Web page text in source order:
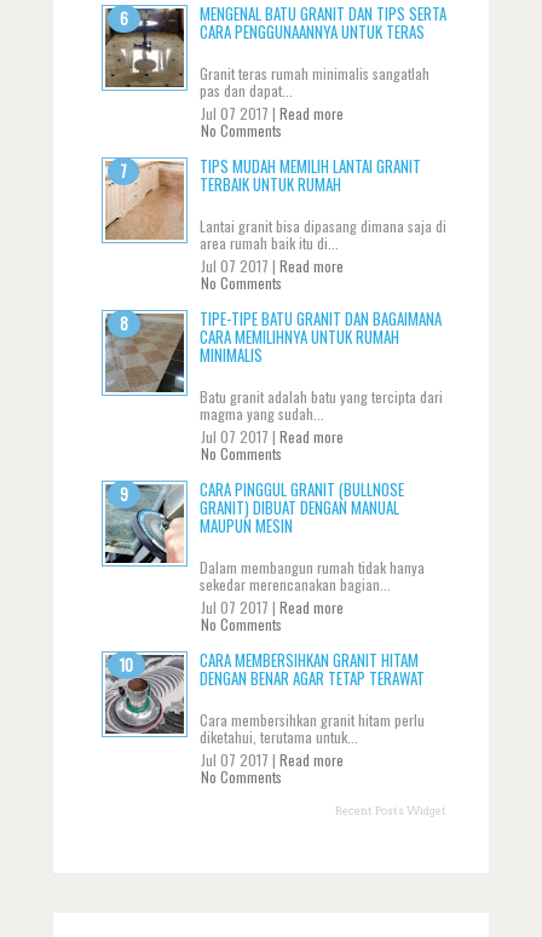
MENGENAL BATU GRANIT DAN TIPS SERTA
CARA PENGGUNAANNYA UNTUK TERAS
Granit teras rumah minimalis sangatlah
pas dan dapat...
Jul 07 2017 | Read more
No Comments
TIPS MUDAH MEMILIH LANTAI GRANIT
TERBAIK UNTUK RUMAH
Lantai granit bisa dipasang dimana saja di
area rumah baik itu di...
Jul 07 2017 | Read more
No Comments
TIPE-TIPE BATU GRANIT DAN BAGAIMANA
CARA MEMILIHNYA UNTUK RUMAH
MINIMALIS
Batu granit adalah batu yang tercipta dari
magma yang sudah...
Jul 07 2017 | Read more
No Comments
CARA PINGGUL GRANIT (BULLNOSE
GRANIT) DIBUAT DENGAN MANUAL
MAUPUN MESIN
Dalam membangun rumah tidak hanya
sekedar merencanakan bagian...
Jul 07 2017 | Read more
No Comments
CARA MEMBERSIHKAN GRANIT HITAM
DENGAN BENAR AGAR TETAP TERAWAT
Cara membersihkan granit hitam perlu
diketahui, terutama untuk...
Jul 07 2017 | Read more
No Comments
Recent Posts Widget